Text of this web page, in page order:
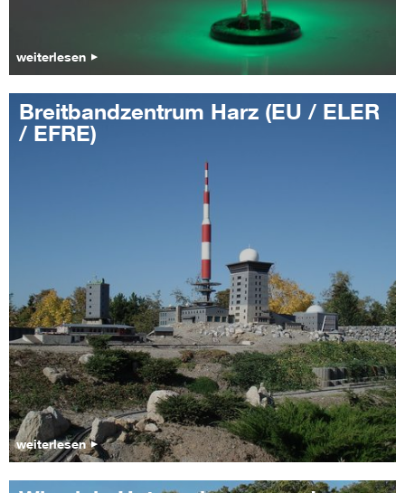
weiterlesen
Breitbandzentrum Harz (EU / ELER
/ EFRE)
weiterlesen